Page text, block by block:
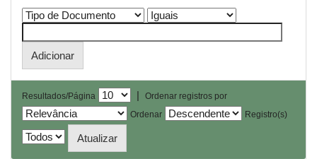
Resultados/Página |
Ordenar registros por
Ordenar
Registro(s)